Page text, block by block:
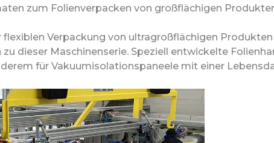
zum Folienverpacken von großflächigen
flexiblen Verpackung von ultragroßflächigen
dieser Maschinenserie. Speziell entwickelte
für Vakuumisolationspaneele mit einer